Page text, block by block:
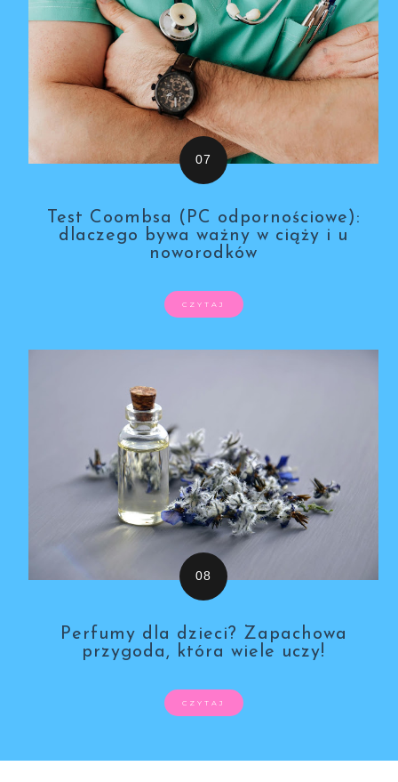
Test Coombsa (PC odpornościowe):
dlaczego bywa ważny w ciąży i u
noworodków
CZYTAJ
Perfumy dla dzieci? Zapachowa
przygoda, która wiele uczy!
CZYTAJ